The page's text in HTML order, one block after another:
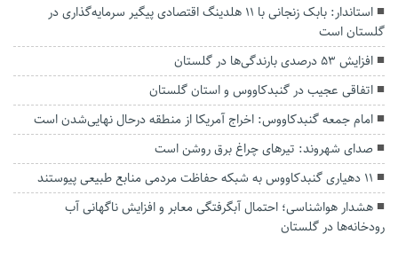
استاندار: بابک زنجانی با ۱۱ هلدینگ اقتصادی پیگیر سرمایه‌گذاری در
گلستان است
افزایش ۵۳ درصدی بارندگی‌ها در گلستان
اتفاقی عجیب در‌ گنبدکاووس و استان گلستان
امام جمعه گنبدکاووس: اخراج آمریکا از منطقه درحال نهایی‌شدن است
صدای شهروند: تیرهای چراغ برق روشن است
۱۱ دهیاری گنبدکاووس به شبکه حفاظت مردمی منابع طبیعی پیوستند
هشدار هواشناسی؛ احتمال آبگرفتگی معابر و افزایش ناگهانی آب
رودخانه‌ها در گلستان